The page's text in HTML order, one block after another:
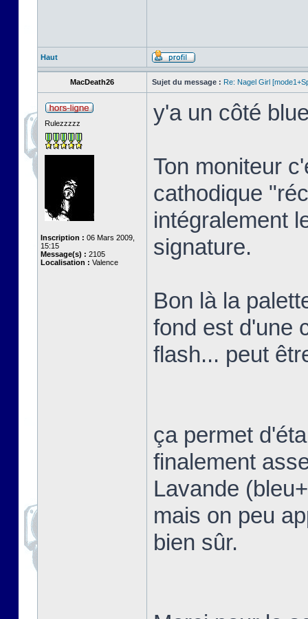
Haut
MacDeath26 Sujet du message : Re: Nagel Girl
Rulezzzzz
Inscription : 06 Mars 2009,
15:15
Message(s) : 2105
Localisation : Valence
y'a un côté
Ton moniteur
cathodique
intégralement
signature.
Bon là la
fond est d'une
flash... peut
ça permet
finalement
Lavande
mais on peu
bien sûr.